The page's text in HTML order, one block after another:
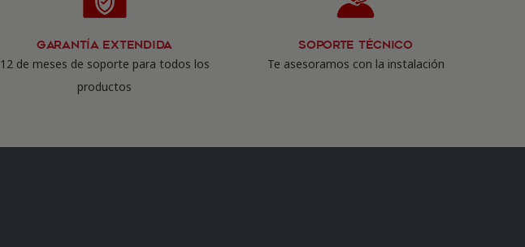
Garantía Extendida
12 de meses de soporte para todos los
productos
Soporte Técnico
Te asesoramos con la instalación